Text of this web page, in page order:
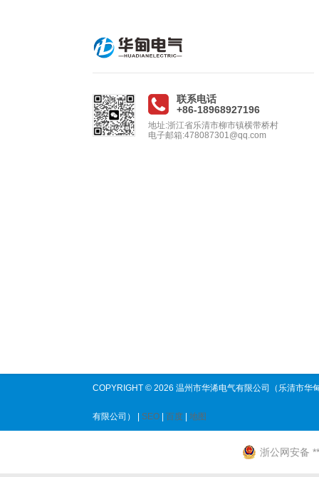
联系电话
+86-18968927196
地址:浙江省乐清市柳市镇横带桥村
电子邮箱:478087301@qq.com
COPYRIGHT © 2026 温州市华浠电气有限公司（乐清市华
有限公司） | SEO 百度 地图
浙公网安备